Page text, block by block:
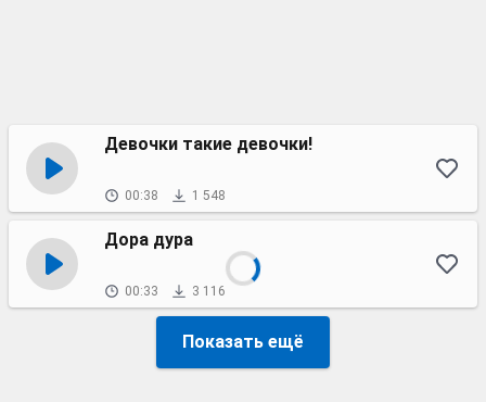
Девочки такие девочки!
00:38 1 548
Дора дура
00:33 3 116
Показать ещё